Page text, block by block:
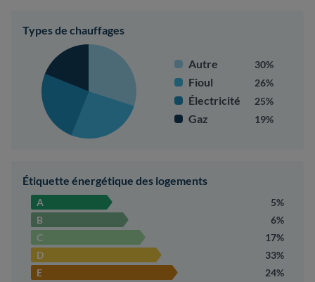
Types de chauffages
Autre 30%
Fioul 26%
Électricité 25%
Gaz 19%
Étiquette énergétique des logements
A
5%
B
6%
C
17%
D
33%
E
24%